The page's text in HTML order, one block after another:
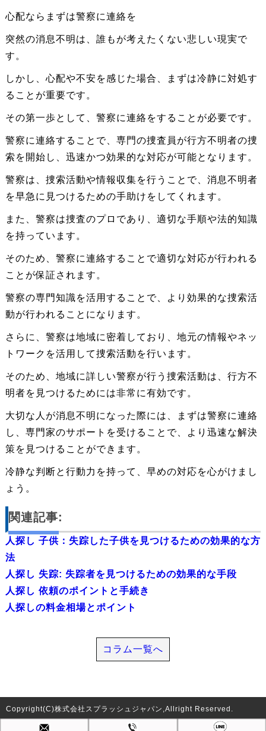
心配ならまずは警察に連絡を
突然の消息不明は、誰もが考えたくない悲しい現実で
す。
しかし、心配や不安を感じた場合、まずは冷静に対処す
ることが重要です。
その第一歩として、警察に連絡をすることが必要です。
警察に連絡することで、専門の捜査員が行方不明者の捜
索を開始し、迅速かつ効果的な対応が可能となります。
警察は、捜索活動や情報収集を行うことで、消息不明者
を早急に見つけるための手助けをしてくれます。
また、警察は捜査のプロであり、適切な手順や法的知識
を持っています。
そのため、警察に連絡することで適切な対応が行われる
ことが保証されます。
警察の専門知識を活用することで、より効果的な捜索活
動が行われることになります。
さらに、警察は地域に密着しており、地元の情報やネッ
トワークを活用して捜索活動を行います。
そのため、地域に詳しい警察が行う捜索活動は、行方不
明者を見つけるためには非常に有効です。
大切な人が消息不明になった際には、まずは警察に連絡
し、専門家のサポートを受けることで、より迅速な解決
策を見つけることができます。
冷静な判断と行動力を持って、早めの対応を心がけまし
ょう。
関連記事:
人探し 子供：失踪した子供を見つけるための効果的な方
法
人探し 失踪: 失踪者を見つけるための効果的な手段
人探し 依頼のポイントと手続き
人探しの料金相場とポイント
コラム一覧へ
Copyright(C)株式会社スプラッシュジャパン,Allright Reserved.